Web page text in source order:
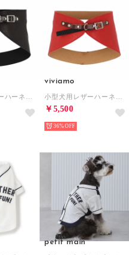
viviamo
￥5,500
36%
petit main